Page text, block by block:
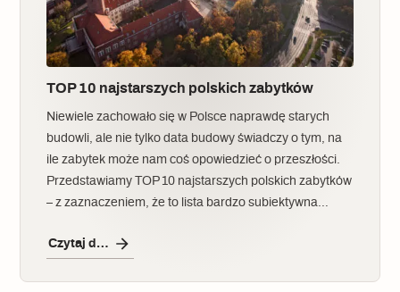
TOP 10 najstarszych polskich zabytków
Niewiele zachowało się w Polsce naprawdę starych
budowli, ale nie tylko data budowy świadczy o tym, na
ile zabytek może nam coś opowiedzieć o przeszłości.
Przedstawiamy TOP 10 najstarszych polskich zabytków
– z zaznaczeniem, że to lista bardzo subiektywna…
Czytaj dalej